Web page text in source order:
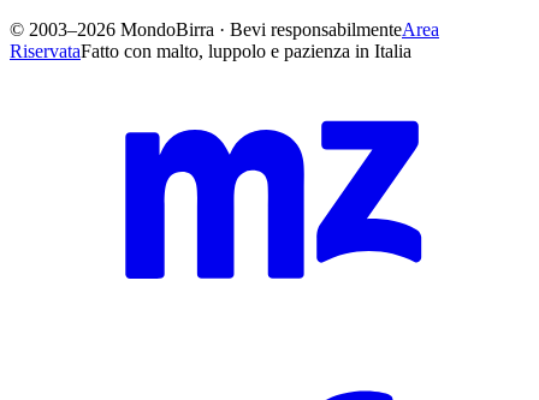
© 2003–2026 MondoBirra · Bevi responsabilmenteArea
RiservataFatto con malto, luppolo e pazienza in Italia